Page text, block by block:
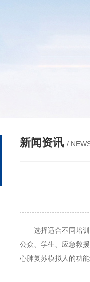
新闻资讯 /
选择适合不同培训
公众、学生、应急救
心肺复苏模拟人的功